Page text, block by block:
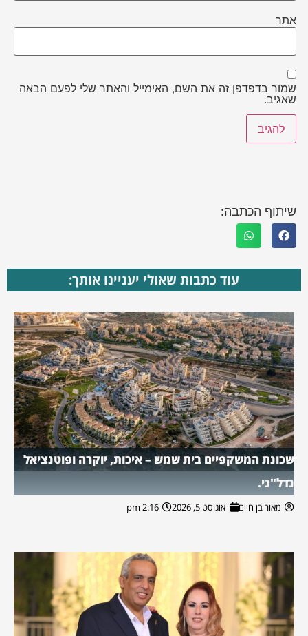
אתר
שמור בדפדפן זה את השם, האימייל והאתר שלי לפעם הבאה
שאגיב.
שיתוף הכתבה:
עוד כתבות שאולי יעניינו אותך:
שכונת המשקפיים בית שמש – איכות, יוקרה ופוטנציאל
נדל"ני.
מאור בן חיים אוגוסט 5, 2026 2:16 pm